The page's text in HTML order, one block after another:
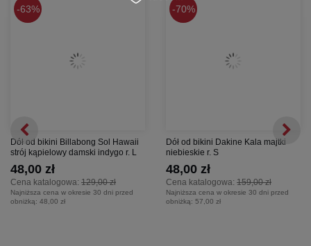
63%
Dół od bikini Billabong Sol Hawaii
strój kąpielowy damski indygo r. L
Cena katalogowa: 129,00 zł
48,00 zł
Najniższa cena w okresie 30 dni przed
obniżką: 48,00 zł
70%
Dół od bikini Dakine Kala majtki
niebieskie r. S
Cena katalogowa: 159,00 zł
48,00 zł
Najniższa cena w okresie 30 dni przed
obniżką: 57,00 zł